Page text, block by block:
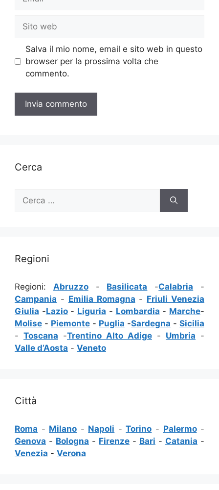
Sito
web
Salva il mio nome, email e sito web in questo
browser per la prossima volta che
commento.
Cerca
per:
Regioni
Regioni: Abruzzo- Basilicata -Calabria -
Campania - Emilia Romagna - Friuli Venezia
Giulia -Lazio- Liguria - Lombardia - Marche-
Molise - Piemonte - Puglia -Sardegna - Sicilia
- Toscana -Trentino Alto Adige - Umbria -
Valle d’Aosta - Veneto
Città
Roma - Milano - Napoli -Torino - Palermo-
Genova - Bologna - Firenze - Bari - Catania -
Venezia - Verona